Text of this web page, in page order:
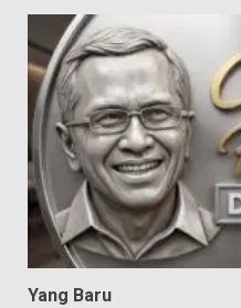
Yang Baru